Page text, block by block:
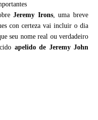
Jeremy Irons, uma breve
con certeza vai incluir o dia
seu nome real ou verdadeiro
apelido de Jeremy John